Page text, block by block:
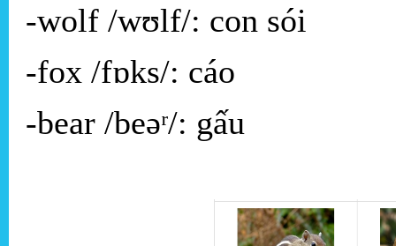
-wolf /wʊlf/: con sói
-fox /fɒks/: cáo
-bear /beəʳ/: gấu